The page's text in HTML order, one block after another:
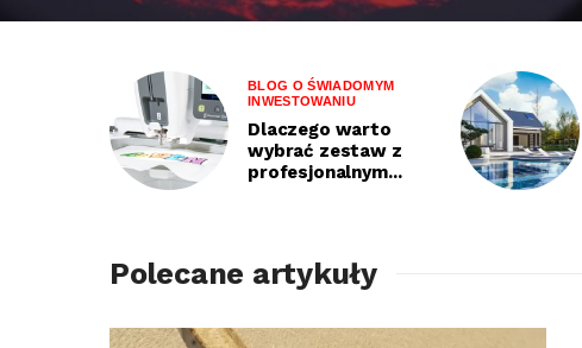
BLOG O ŚWIADOMYM
INWESTOWANIU
Dlaczego warto
wybrać zestaw z
profesjonalnym...
Polecane artykuły